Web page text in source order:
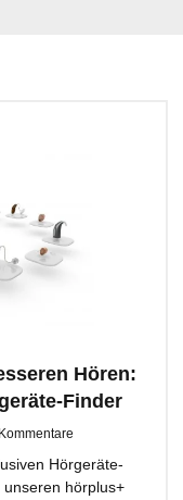
Hören:
Finder
Hörgeräte-
hörplus+